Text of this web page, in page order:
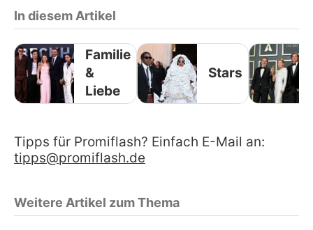
In diesem Artikel
Familie
&
Liebe
Stars
Tipps für Promiflash? Einfach E-Mail an:
tipps@promiflash.de
Weitere Artikel zum Thema